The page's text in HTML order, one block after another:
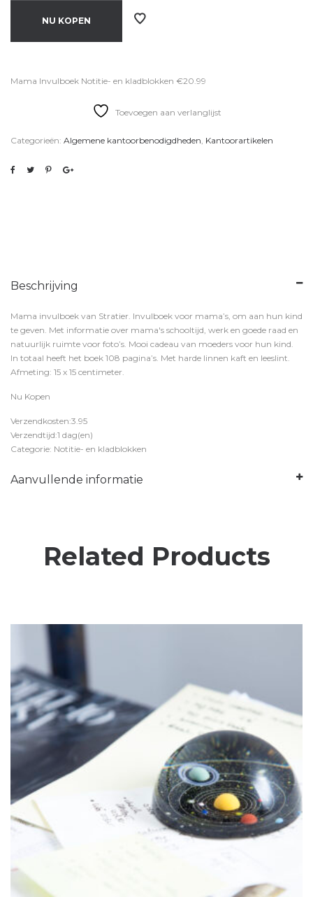
NU KOPEN
Mama Invulboek Notitie- en kladblokken €20.99
Toevoegen aan verlanglijst
Categorieën: Algemene kantoorbenodigdheden, Kantoorartikelen
Beschrijving
Mama invulboek van Stratier. Invulboek voor mama’s, om aan hun kind
te geven. Met informatie over mama's schooltijd, werk en goede raad en
natuurlijk ruimte voor foto’s. Mooi cadeau van moeders voor hun kind.
In totaal heeft het boek 108 pagina’s. Met harde linnen kaft en leeslint.
Afmeting: 15 x 15 centimeter.
Nu Kopen
Verzendkosten:3.95
Verzendtijd:1 dag(en)
Categorie: Notitie- en kladblokken
Aanvullende informatie
Related Products